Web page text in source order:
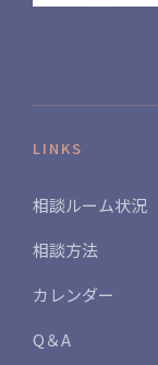
LINKS
相談ルーム状況
相談方法
カレンダー
Q＆A